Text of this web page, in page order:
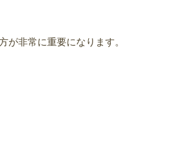
非常に重要になります。